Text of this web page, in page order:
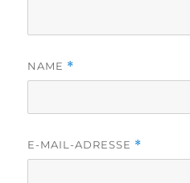
NAME *
E-MAIL-ADRESSE *